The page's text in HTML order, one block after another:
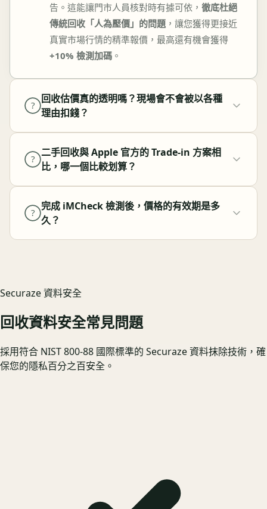
告。這能讓門市人員核對時有據可依， 徹底杜絕
傳統回收「人為壓價」的問題 ，讓您獲得更接近
真實市場行情的精準報價，最高還有機會獲得
+10% 檢測加碼 。
?
回收估價真的透明嗎？現場會不會被以各種
理由扣錢？
?
二手回收與 Apple 官方的 Trade-in 方案相
比，哪一個比較划算？
?
完成 iMCheck 檢測後，價格的有效期是多
久？
Securaze 資料安全
回收資料安全常見問題
採用符合 NIST 800-88 國際標準的 Securaze 資料抹除技術，確
保您的隱私百分之百安全。